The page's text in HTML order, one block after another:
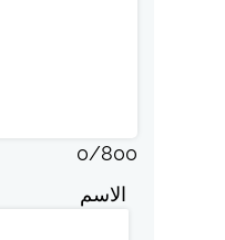
0/800
الاسم